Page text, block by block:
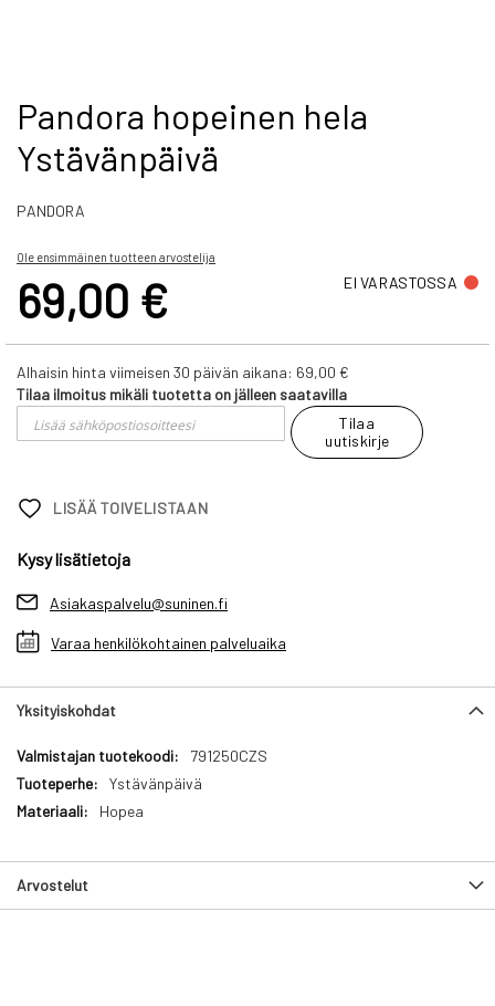
Skip
to
the
beginning
the
gallery
Pandora hopeinen hela
Ystävänpäivä
PANDORA
Ole ensimmäinen tuotteen arvostelija
69,00 € EI VARASTOSSA
Alhaisin hinta viimeisen 30 päivän aikana: 69,00 €
Tilaa ilmoitus mikäli tuotetta on jälleen saatavilla
Tilaa
uutiskirje
LISÄÄ TOIVELISTAAN
Kysy lisätietoja
Asiakaspalvelu@suninen.fi
Varaa henkilökohtainen palveluaika
Yksityiskohdat
Yksityiskohdat
791250CZS
Ystävänpäivä
Hopea
Arvostelut